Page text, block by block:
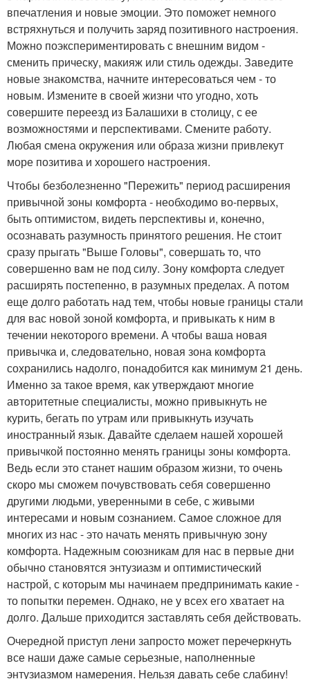
впечатления и новые эмоции. Это поможет немного
встряхнуться и получить заряд позитивного настроения.
Можно поэкспериментировать с внешним видом -
сменить прическу, макияж или стиль одежды. Заведите
новые знакомства, начните интересоваться чем - то
новым. Измените в своей жизни что угодно, хоть
совершите переезд из Балашихи в столицу, с ее
возможностями и перспективами. Смените работу.
Любая смена окружения или образа жизни привлекут
море позитива и хорошего настроения.
Чтобы безболезненно "Пережить" период расширения
привычной зоны комфорта - необходимо во-первых,
быть оптимистом, видеть перспективы и, конечно,
осознавать разумность принятого решения. Не стоит
сразу прыгать "Выше Головы", совершать то, что
совершенно вам не под силу. Зону комфорта следует
расширять постепенно, в разумных пределах. А потом
еще долго работать над тем, чтобы новые границы стали
для вас новой зоной комфорта, и привыкать к ним в
течении некоторого времени. А чтобы ваша новая
привычка и, следовательно, новая зона комфорта
сохранились надолго, понадобится как минимум 21 день.
Именно за такое время, как утверждают многие
авторитетные специалисты, можно привыкнуть не
курить, бегать по утрам или привыкнуть изучать
иностранный язык. Давайте сделаем нашей хорошей
привычкой постоянно менять границы зоны комфорта.
Ведь если это станет нашим образом жизни, то очень
скоро мы сможем почувствовать себя совершенно
другими людьми, уверенными в себе, с живыми
интересами и новым сознанием. Самое сложное для
многих из нас - это начать менять привычную зону
комфорта. Надежным союзникам для нас в первые дни
обычно становятся энтузиазм и оптимистический
настрой, с которым мы начинаем предпринимать какие -
то попытки перемен. Однако, не у всех его хватает на
долго. Дальше приходится заставлять себя действовать.
Очередной приступ лени запросто может перечеркнуть
все наши даже самые серьезные, наполненные
энтузиазмом намерения. Нельзя давать себе слабину!